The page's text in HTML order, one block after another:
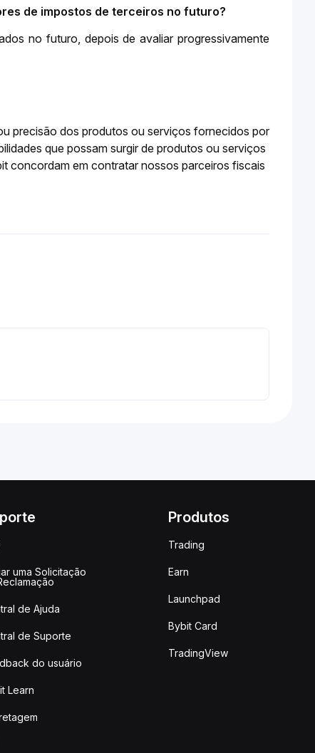
de impostos de terceiros no futuro?
no futuro, depois de avaliar progressivamente
precisão dos produtos ou serviços fornecidos por
que possam surgir de produtos ou serviços
concordam em contratar nossos parceiros fiscais
uma Solicitação
de Ajuda
de Suporte
do usuário
Learn
Produtos
Trading
Earn
Launchpad
Bybit Card
TradingView